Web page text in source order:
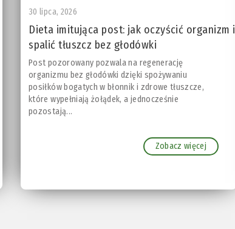
30 lipca, 2026
Dieta imitująca post: jak oczyścić organizm i
spalić tłuszcz bez głodówki
Post pozorowany pozwala na regenerację
organizmu bez głodówki dzięki spożywaniu
posiłków bogatych w błonnik i zdrowe tłuszcze,
które wypełniają żołądek, a jednocześnie
pozostają...
Zobacz więcej